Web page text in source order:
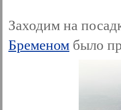
Заходим на
Бременом было